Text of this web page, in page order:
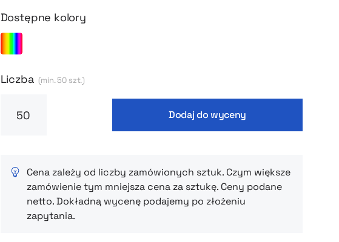
Możesz wybrać kolor oraz nadruk, który najlepiej wpisze
się w identyfikację wizualną Twojej marki.
Dostępne kolory
Liczba (min. 50 szt.)
Dodaj do wyceny
Cena zależy od liczby zamówionych sztuk. Czym większe
zamówienie tym mniejsza cena za sztukę. Ceny podane
netto. Dokładną wycenę podajemy po złożeniu
zapytania.